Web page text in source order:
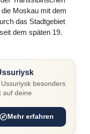
Moskau mit dem
das Stadtgebiet
dem späten 19.
besonders
auf deine
Mehr erfahren